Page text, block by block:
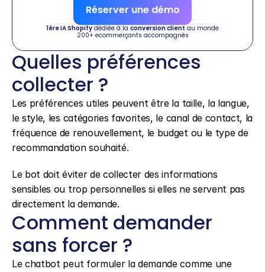
Réserver une démo
1ère IA Shopify dédiée à la conversion client au monde
200+ ecommerçants accompagnés
Quelles préférences
collecter ?
Les préférences utiles peuvent être la taille, la langue,
le style, les catégories favorites, le canal de contact, la
fréquence de renouvellement, le budget ou le type de
recommandation souhaité.
Le bot doit éviter de collecter des informations
sensibles ou trop personnelles si elles ne servent pas
directement la demande.
Comment demander
sans forcer ?
Le chatbot peut formuler la demande comme une